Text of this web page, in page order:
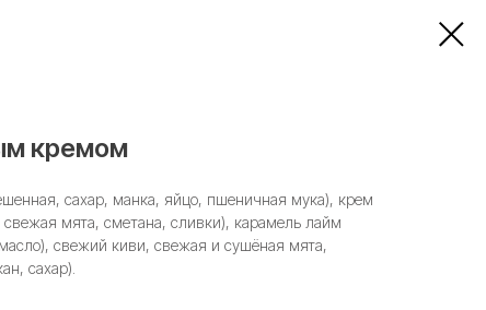
кремом
сахар, манка, яйцо, пшеничная мука), крем
мята, сметана, сливки), карамель лайм
свежий киви, свежая и сушёная мята,
сахар).